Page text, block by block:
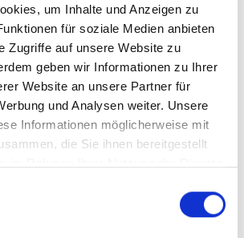
um Inhalte und Anzeigen zu
für soziale Medien anbieten
Zugriffe auf unsere Website zu
geben wir Informationen zu Ihrer
Website an unsere Partner für
und Analysen weiter. Unsere
Informationen möglicherweise mit
die Sie ihnen bereitgestellt
Ihr Passwort ein:
Augen Blick Inh. Cora Schweichler?
Suche.